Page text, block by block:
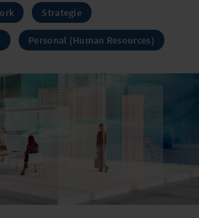
Strategie
Personal (Human Resources)